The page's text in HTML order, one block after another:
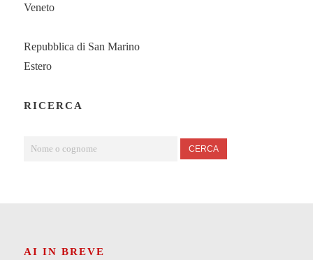
Veneto
Repubblica di San Marino
Estero
RICERCA
CERCA
AI IN BREVE